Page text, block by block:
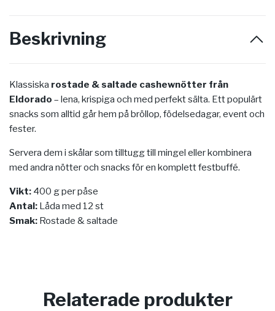
Beskrivning
Klassiska rostade & saltade cashewnötter från
Eldorado – lena, krispiga och med perfekt sälta. Ett populärt
snacks som alltid går hem på bröllop, födelsedagar, event och
fester.
Servera dem i skålar som tilltugg till mingel eller kombinera
med andra nötter och snacks för en komplett festbuffé.
Vikt: 400 g per påse
Antal: Låda med 12 st
Smak: Rostade & saltade
Relaterade produkter